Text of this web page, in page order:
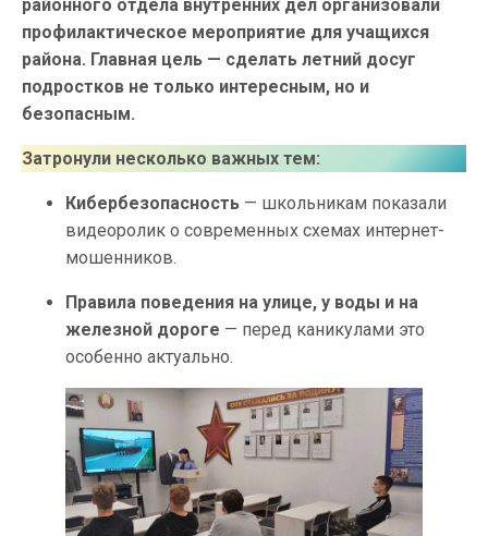
районного отдела внутренних дел организовали
профилактическое мероприятие для учащихся
района. Главная цель — сделать летний досуг
подростков не только интересным, но и
безопасным.
Затронули несколько важных тем:
Кибербезопасность — школьникам показали
видеоролик о современных схемах интернет-
мошенников.
Правила поведения на улице, у воды и на
железной дороге — перед каникулами это
особенно актуально.